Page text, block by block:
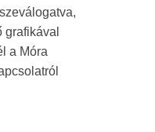
a Móra